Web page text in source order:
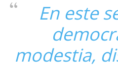
En este
modestia,